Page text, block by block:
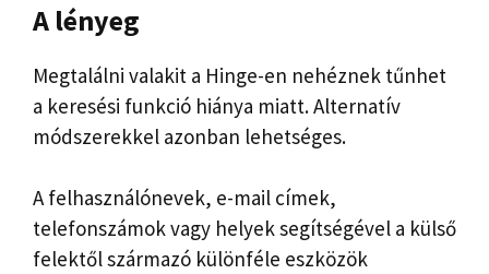
A lényeg
Megtalálni valakit a Hinge-en nehéznek tűnhet
a keresési funkció hiánya miatt. Alternatív
módszerekkel azonban lehetséges.
A felhasználónevek, e-mail címek,
telefonszámok vagy helyek segítségével a külső
felektől származó különféle eszközök